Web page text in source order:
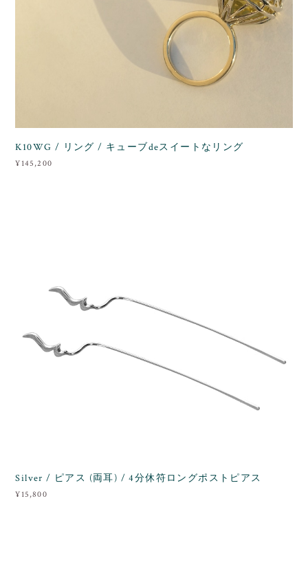
K10WG / リング / キューブdeスイートなリング
¥145,200
Silver / ピアス (両耳) / 4分休符ロングポストピアス
¥15,800